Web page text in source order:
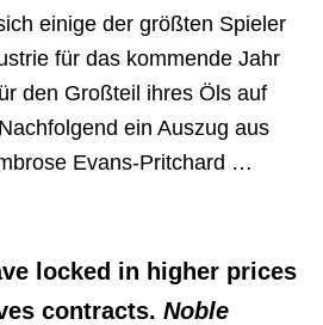
einige der größten Spieler
für das kommende Jahr
den Großteil ihres Öls auf
ein Auszug aus
Evans-Pritchard …
locked in higher prices
contracts. Noble